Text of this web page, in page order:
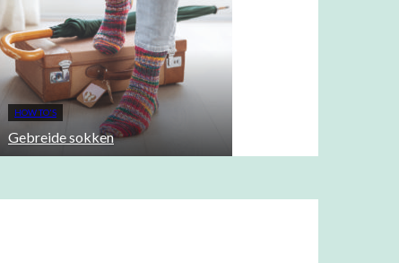
HOW TO'S
Gebreide sokken